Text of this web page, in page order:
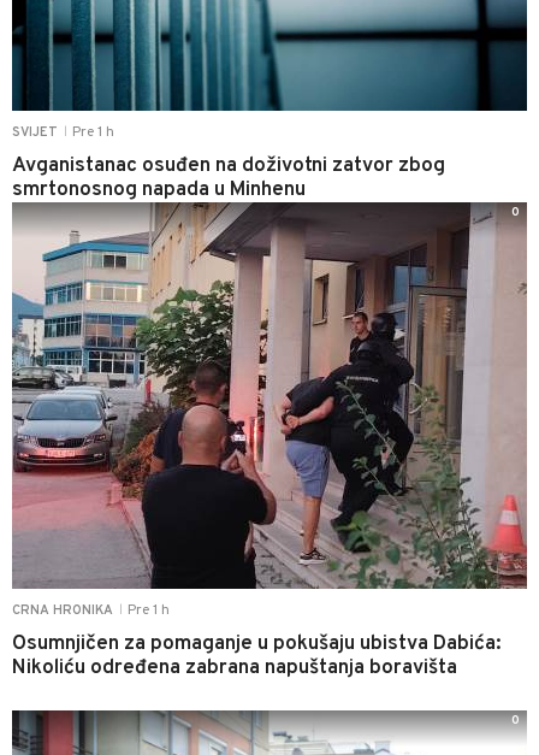
SVIJET Pre 1 h
Avganistanac osuđen na doživotni zatvor zbog
smrtonosnog napada u Minhenu
CRNA HRONIKA Pre 1 h
Osumnjičen za pomaganje u pokušaju ubistva Dabića:
Nikoliću određena zabrana napuštanja boravišta
0
0